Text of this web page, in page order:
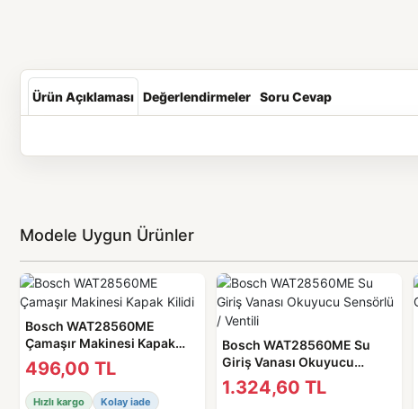
Ürün Açıklaması Değerlendirmeler Soru Cevap
Modele Uygun Ürünler
Bosch WAT28560ME
Çamaşır Makinesi Kapak
Kilidi
496,00 TL
Hızlı kargo Kolay iade
Bosch WAT28560ME Su
Giriş Vanası Okuyucu
Sensörlü / Ventili
1.324,60 TL